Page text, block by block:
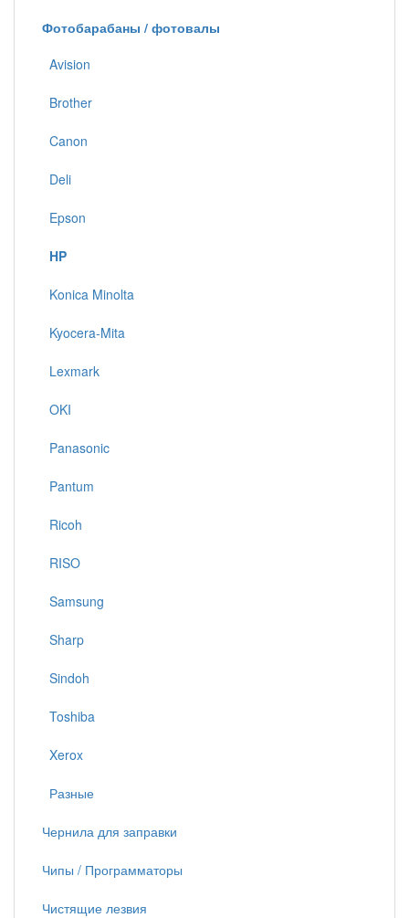
Фотобарабаны / фотовалы
Avision
Brother
Canon
Deli
Epson
HP
Konica Minolta
Kyocera-Mita
Lexmark
OKI
Panasonic
Pantum
Ricoh
RISO
Samsung
Sharp
Sindoh
Toshiba
Xerox
Разные
Чернила для заправки
Чипы / Программаторы
Чистящие лезвия